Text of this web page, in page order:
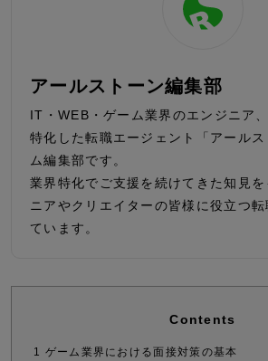
アールストーン編集部
IT・WEB・ゲーム業界のエンジニア
特化した転職エージェント「アールス
ム編集部です。
業界特化でご支援を続けてきた知見
ニアやクリエイターの皆様に役立つ
ています。
Contents
1
ゲーム業界における面接対策の基本